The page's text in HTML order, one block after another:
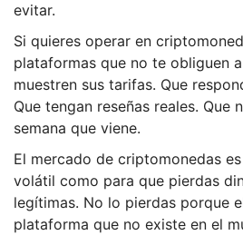
evitar.
Si quieres operar en
plataformas que no te obliguen
muestren sus tarifas. Que
Que tengan reseñas reales. Que
semana que viene.
El mercado de criptomonedas
volátil como para que pierdas
legítimas. No lo pierdas porque
plataforma que no existe en el